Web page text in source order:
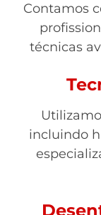
Contamos
técnicas
incluindo